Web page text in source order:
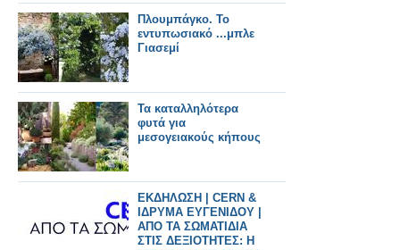
Πλουμπάγκο. Το
εντυπωσιακό ...μπλε
Γιασεμί
Τα καταλληλότερα
φυτά για
μεσογειακούς κήπους
ΕΚΔΗΛΩΣΗ | CERN &
ΙΔΡΥΜΑ ΕΥΓΕΝΙΔΟΥ |
ΑΠΟ ΤΑ ΣΩΜΑΤΙΔΙΑ
ΣΤΙΣ ΔΕΞΙΟΤΗΤΕΣ: Η